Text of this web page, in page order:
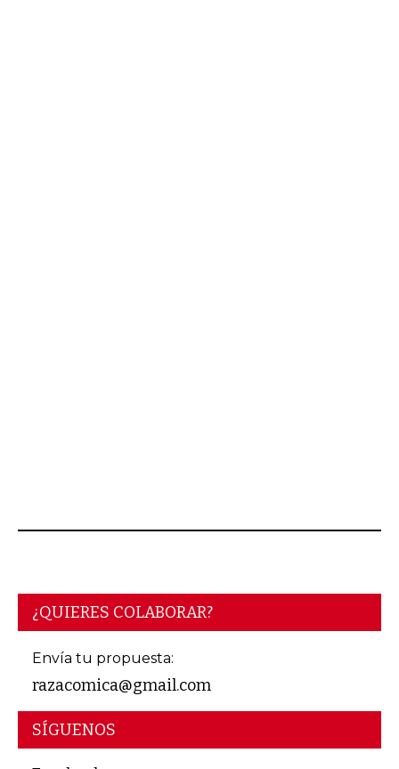
¿QUIERES COLABORAR?
Envía tu propuesta:
razacomica@gmail.com
SÍGUENOS